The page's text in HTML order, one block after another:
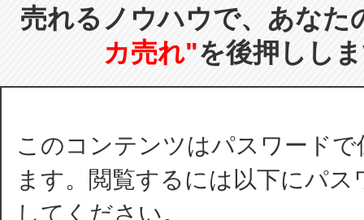
売れるノウハウで、あなた
カ売れ"を後押しし
このコンテンツはパスワード
ます。閲覧するには以下にパス
してください。